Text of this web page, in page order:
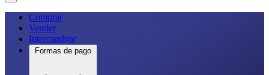
Comprar
Vender
Intercambiar
Formas de pago